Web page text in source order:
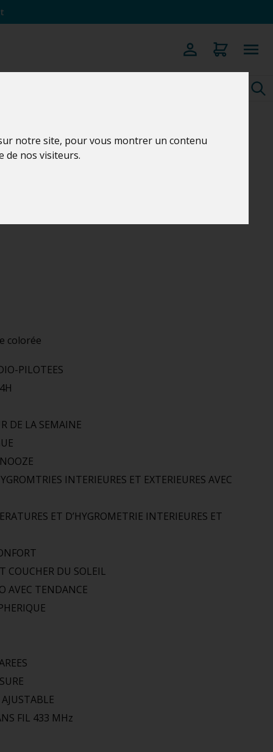
notre site, pour vous montrer un contenu
de nos visiteurs.
colorée
PILOTEES
DE LA SEMAINE
INTERIEURES ET EXTERIEURES AVEC
ET D’HYGROMETRIE INTERIEURES ET
COUCHER DU SOLEIL
AVEC TENDANCE
FIL 433 MHz